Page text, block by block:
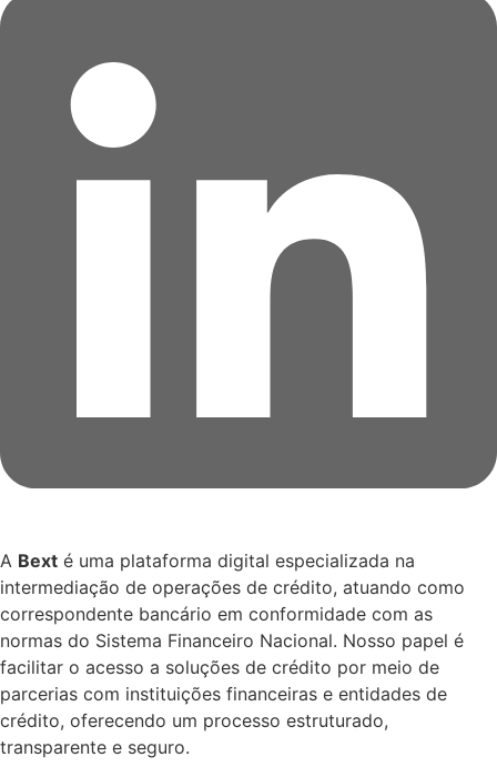
A Bext é uma plataforma digital especializada na
intermediação de operações de crédito, atuando como
correspondente bancário em conformidade com as
normas do Sistema Financeiro Nacional. Nosso papel é
facilitar o acesso a soluções de crédito por meio de
parcerias com instituições financeiras e entidades de
crédito, oferecendo um processo estruturado,
transparente e seguro.